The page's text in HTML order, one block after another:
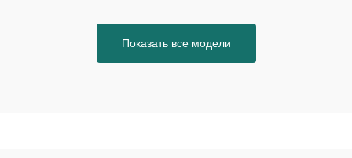
Показать все модели